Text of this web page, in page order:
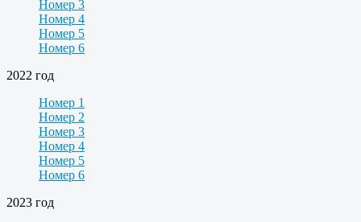
Номер 3
Номер 4
Номер 5
Номер 6
2022 год
Номер 1
Номер 2
Номер 3
Номер 4
Номер 5
Номер 6
2023 год